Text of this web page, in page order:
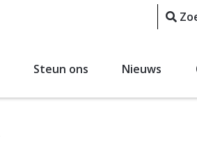
Steun ons Nieuws